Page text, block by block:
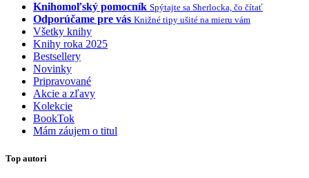
Knihomoľský pomocník Spýtajte sa Sherlocka, čo čítať
Odporúčame pre vás Knižné tipy ušité na mieru vám
Všetky knihy
Knihy roka 2025
Bestsellery
Novinky
Pripravované
Akcie a zľavy
Kolekcie
BookTok
Mám záujem o titul
Top autori